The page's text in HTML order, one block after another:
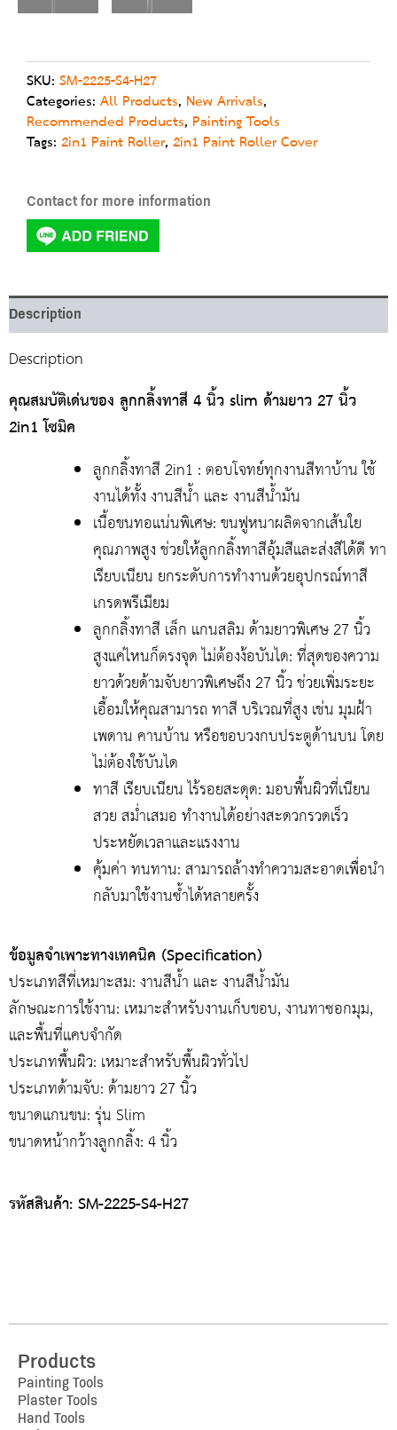
SKU: SM-2225-S4-H27
Categories: All Products, New Arrivals,
Recommended Products, Painting Tools
Tags: 2in1 Paint Roller, 2in1 Paint Roller Cover
Contact for more information
Description
Description
คุณสมบัติเด่นของ ลูกกลิ้งทาสี 4 นิ้ว slim ด้ามยาว 27 นิ้ว
2in1 โซมิค
ลูกกลิ้งทาสี 2in1 : ตอบโจทย์ทุกงานสีทาบ้าน ใช้
งานได้ทั้ง งานสีน้ำ และ งานสีน้ำมัน
เนื้อขนทอแน่นพิเศษ: ขนฟูหนาผลิตจากเส้นใย
คุณภาพสูง ช่วยให้ลูกกลิ้งทาสีอุ้มสีและส่งสีได้ดี ทา
เรียบเนียน ยกระดับการทำงานด้วยอุปกรณ์ทาสี
เกรดพรีเมียม
ลูกกลิ้งทาสี เล็ก แกนสลิม ด้ามยาวพิเศษ 27 นิ้ว
สูงแค่ไหนก็ตรงจุด ไม่ต้องง้อบันได: ที่สุดของความ
ยาวด้วยด้ามจับยาวพิเศษถึง 27 นิ้ว ช่วยเพิ่มระยะ
เอื้อมให้คุณสามารถ ทาสี บริเวณที่สูง เช่น มุมฝ้า
เพดาน คานบ้าน หรือขอบวงกบประตูด้านบน โดย
ไม่ต้องใช้บันได
ทาสี เรียบเนียน ไร้รอยสะดุด: มอบพื้นผิวที่เนียน
สวย สม่ำเสมอ ทำงานได้อย่างสะดวกรวดเร็ว
ประหยัดเวลาและแรงงาน
คุ้มค่า ทนทาน: สามารถล้างทำความสะอาดเพื่อนำ
กลับมาใช้งานซ้ำได้หลายครั้ง
ข้อมูลจำเพาะทางเทคนิค (Specification)
ประเภทสีที่เหมาะสม: งานสีน้ำ และ งานสีน้ำมัน
ลักษณะการใช้งาน: เหมาะสำหรับงานเก็บขอบ, งานทาซอกมุม,
และพื้นที่แคบจำกัด
ประเภทพื้นผิว: เหมาะสำหรับพื้นผิวทั่วไป
ประเภทด้ามจับ: ด้ามยาว 27 นิ้ว
ขนาดแกนขน: รุ่น Slim
ขนาดหน้ากว้างลูกกลิ้ง: 4 นิ้ว
รหัสสินค้า: SM-2225-S4-H27
Products
Painting Tools
Plaster Tools
Hand Tools